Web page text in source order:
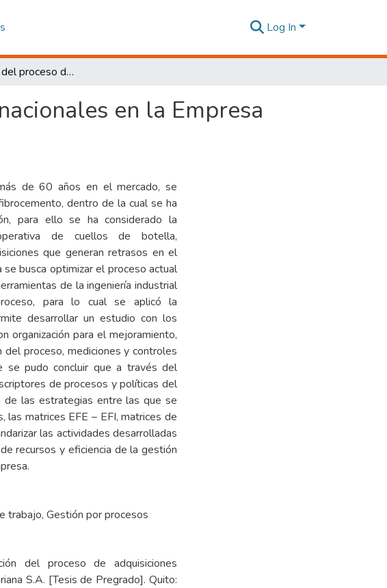
Log In
Optimización del proceso de adquisiciones nacionales en la Empresa Eternit Ecuatoriana S.A.
en la Empresa
de 60 años en el mercado, se
dentro de la cual se ha
para ello se ha considerado la
de cuellos de botella,
que generan retrasos en el
busca optimizar el proceso actual
de la ingeniería industrial
para lo cual se aplicó la
desarrollar un estudio con los
organización para el mejoramiento,
del proceso, mediciones y controles
se pudo concluir que a través del
de procesos y políticas del
las estrategias entre las que se
las matrices EFE – EFI, matrices de
las actividades desarrolladas
recursos y eficiencia de la gestión
trabajo, Gestión por procesos
del proceso de adquisiciones
S.A. [Tesis de Pregrado]. Quito: